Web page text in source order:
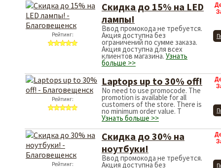
Рейтинг:
Скидка до 15% на LED
лампы!
Ввод промокода не требуется.
Акция доступна без
ограничений по сумме заказа.
Акция доступна для всех
клиентов магазина. Узнать
больше >>
Рейтинг:
Laptops up to 30% off!
No need to use promocode. The
promotion is available for all
customers of the store. There is
no minimum order value. T
Узнать больше >>
Рейтинг:
Скидка до 30% на
ноутбуки!
Ввод промокода не требуется.
Акция доступна без